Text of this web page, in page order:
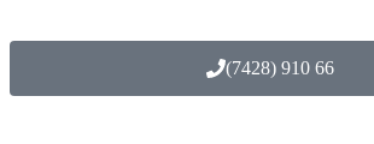
(7428) 910 66